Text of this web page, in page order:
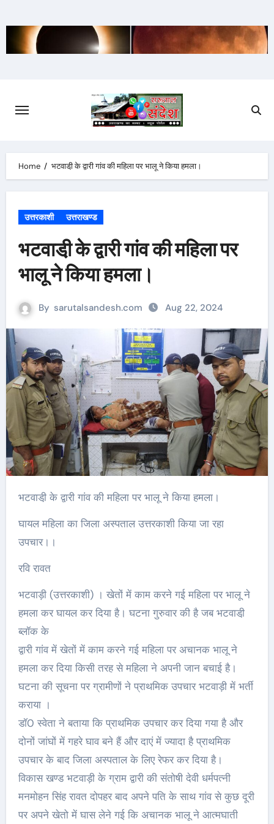
to
Home भटवाडी़ के द्वारी गांव की महिला पर भालू ने किया हमला।
उत्तरकाशी उत्तराखण्ड
भटवाडी़ के द्वारी गांव की महिला पर
भालू ने किया हमला।
By sarutalsandesh.com Aug 22, 2024
भटवाडी़ के द्वारी गांव की महिला पर भालू ने किया हमला।
घायल महिला का जिला अस्पताल उत्तरकाशी किया जा रहा
उपचार।।
रवि रावत
भटवाड़ी (उत्तरकाशी) । खेतों में काम करने गई महिला पर भालू ने
हमला कर घायल कर दिया है। घटना गुरुवार की है जब भटवाडी़
ब्लॉक के
द्वारी गांव में खेतों में काम करने गई महिला पर अचानक भालू ने
हमला कर दिया किसी तरह से महिला ने अपनी जान बचाई है।
घटना की सूचना पर ग्रामीणों ने प्राथमिक उपचार भटवाड़ी में भर्ती
कराया ।
डॉ0 स्वेता ने बताया कि प्राथमिक उपचार कर दिया गया है और
दोनों जांघों में गहरे घाव बने हैं और दाएं में ज्यादा है प्राथमिक
उपचार के बाद जिला अस्पताल के लिए रेफर कर दिया है।
विकास खण्ड भटवाड़ी के ग्राम द्वारी की संतोषी देवी धर्मपत्नी
मनमोहन सिंह रावत दोपहर बाद अपने पति के साथ गांव से कुछ दूरी
पर अपने खेतो में घास लेने गई कि अचानक भालू ने आत्मघाती